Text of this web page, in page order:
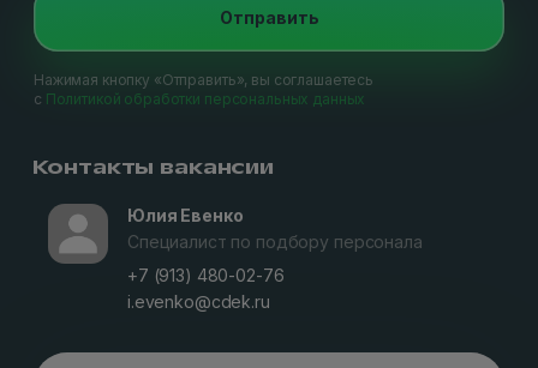
Отправить
Нажимая кнопку «Отправить», вы соглашаетесь
с Политикой обработки персональных данных
Контакты вакансии
Юлия Евенко
Специалист по подбору персонала
+7 (913) 480-02-76
i.evenko@cdek.ru